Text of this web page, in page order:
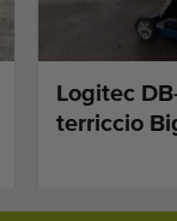
Logitec
terriccio